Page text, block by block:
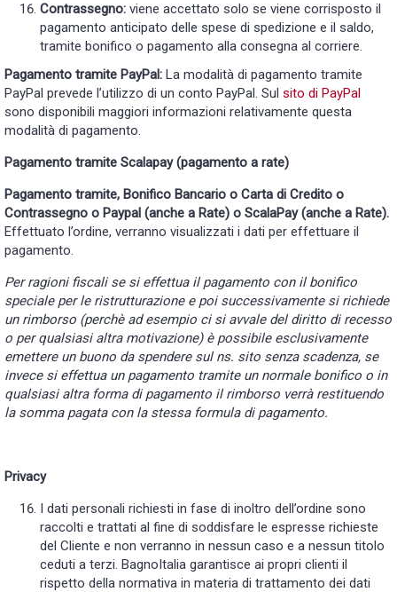
Contrassegno: viene accettato solo se viene corrisposto il
pagamento anticipato delle spese di spedizione e il saldo,
tramite bonifico o pagamento alla consegna al corriere.
Pagamento tramite PayPal: La modalità di pagamento tramite
PayPal prevede l’utilizzo di un conto PayPal. Sul sito di PayPal
sono disponibili maggiori informazioni relativamente questa
modalità di pagamento.
Pagamento tramite Scalapay (pagamento a rate)
Pagamento tramite, Bonifico Bancario o Carta di Credito o
Contrassegno o Paypal (anche a Rate) o ScalaPay (anche a Rate).
Effettuato l’ordine, verranno visualizzati i dati per effettuare il
pagamento.
Per ragioni fiscali se si effettua il pagamento con il bonifico
speciale per le ristrutturazione e poi successivamente si richiede
un rimborso (perchè ad esempio ci si avvale del diritto di recesso
o per qualsiasi altra motivazione) è possibile esclusivamente
emettere un buono da spendere sul ns. sito senza scadenza, se
invece si effettua un pagamento tramite un normale bonifico o in
qualsiasi altra forma di pagamento il rimborso verrà restituendo
la somma pagata con la stessa formula di pagamento.
Privacy
I dati personali richiesti in fase di inoltro dell’ordine sono
raccolti e trattati al fine di soddisfare le espresse richieste
del Cliente e non verranno in nessun caso e a nessun titolo
ceduti a terzi. BagnoItalia garantisce ai propri clienti il
rispetto della normativa in materia di trattamento dei dati